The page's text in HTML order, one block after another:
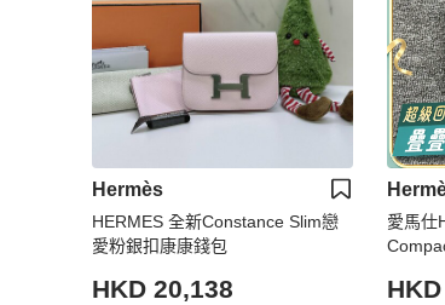
Hermès
HERMES 全新Constance Slim戀
愛粉銀扣康康錢包
HKD 20,138
愛馬仕